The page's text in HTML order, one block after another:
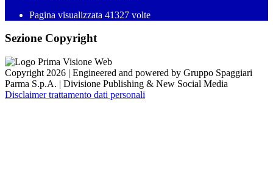
Pagina visualizzata 41327 volte
Sezione Copyright
Copyright 2026 | Engineered and powered by Gruppo Spaggiari
Parma S.p.A. | Divisione Publishing & New Social Media
Disclaimer trattamento dati personali